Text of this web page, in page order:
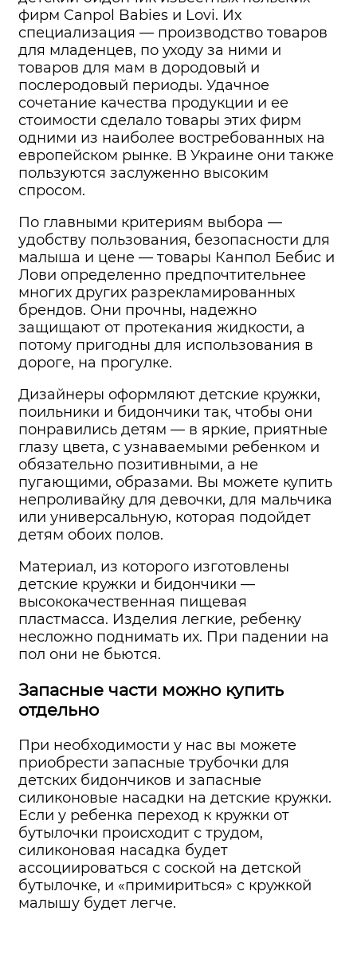
фирм Canpol Babies и Lovi. Их
специализация — производство товаров
для младенцев, по уходу за ними и
товаров для мам в дородовый и
послеродовый периоды. Удачное
сочетание качества продукции и ее
стоимости сделало товары этих фирм
одними из наиболее востребованных на
европейском рынке. В Украине они также
пользуются заслуженно высоким
спросом.
По главными критериям выбора —
удобству пользования, безопасности для
малыша и цене — товары Канпол Бебис и
Лови определенно предпочтительнее
многих других разрекламированных
брендов. Они прочны, надежно
защищают от протекания жидкости, а
потому пригодны для использования в
дороге, на прогулке.
Дизайнеры оформляют детские кружки,
поильники и бидончики так, чтобы они
понравились детям — в яркие, приятные
глазу цвета, с узнаваемыми ребенком и
обязательно позитивными, а не
пугающими, образами. Вы можете купить
непроливайку для девочки, для мальчика
или универсальную, которая подойдет
детям обоих полов.
Материал, из которого изготовлены
детские кружки и бидончики —
высококачественная пищевая
пластмасса. Изделия легкие, ребенку
несложно поднимать их. При падении на
пол они не бьются.
Запасные части можно купить
отдельно
При необходимости у нас вы можете
приобрести запасные трубочки для
детских бидончиков и запасные
силиконовые насадки на детские кружки.
Если у ребенка переход к кружки от
бутылочки происходит с трудом,
силиконовая насадка будет
ассоциироваться с соской на детской
бутылочке, и «примириться» с кружкой
малышу будет легче.